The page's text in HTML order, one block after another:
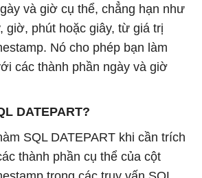
và giờ cụ thể, chẳng hạn như
giờ, phút hoặc giây, từ giá trị
Nó cho phép bạn làm
các thành phần ngày và giờ
DATEPART?
SQL DATEPART khi cần trích
thành phần cụ thể của cột